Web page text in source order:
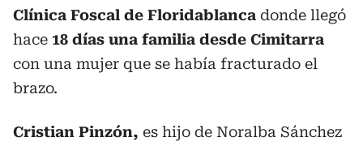
Clínica Foscal de Floridablanca donde llegó
hace 18 días una familia desde Cimitarra
con una mujer que se había fracturado el
brazo.
Cristian Pinzón, es hijo de Noralba Sánchez